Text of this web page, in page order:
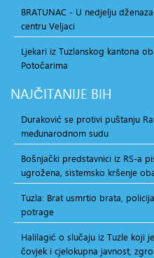
BRATUNAC - U nedjelju
centru Veljaci
Ljekari iz Tuzlanskog kantona
Potočarima
NAJČITANIJE BIH
Duraković se protivi puštanju
međunarodnom sudu
Bošnjački predstavnici iz RS-a
ugrožena, sistemsko kršenje
Tuzla: Brat usmrtio brata,
potrage
Halilagić o slučaju iz Tuzle koji
čovjek i cjelokupna javnost,